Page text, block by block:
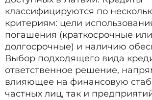
классифицируются по
критериям: цели
погашения (краткосрочные или
долгосрочные) и наличию
Выбор подходящего вида
ответственное решение,
влияющее на финансовую
частных лиц, так и